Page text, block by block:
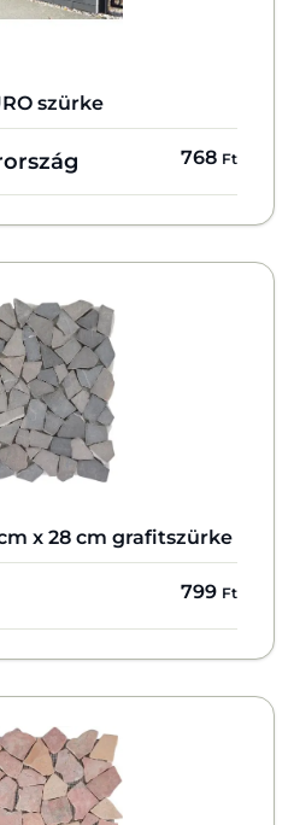
szürke
768 Ft
x 28 cm grafitszürke
799 Ft